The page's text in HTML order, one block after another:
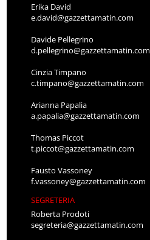
Erika David
e.david@gazzettamatin.com
Davide Pellegrino
d.pellegrino@gazzettamatin.com
Cinzia Timpano
c.timpano@gazzettamatin.com
Arianna Papalia
a.papalia@gazzettamatin.com
Thomas Piccot
t.piccot@gazzettamatin.com
Fausto Vassoney
f.vassoney@gazzettamatin.com
SEGRETERIA
Roberta Prodoti
segreteria@gazzettamatin.com